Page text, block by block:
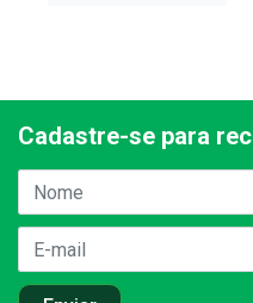
Cadastre-se para